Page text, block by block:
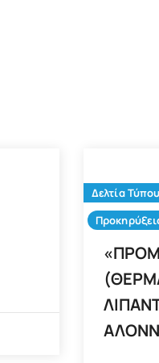
Δελτία